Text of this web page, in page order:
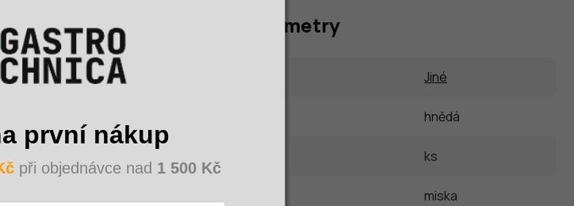
Doplňkové parametry
Jiné
hnědá
ks
miska
první nákup
při objednávce nad 1 500 Kč